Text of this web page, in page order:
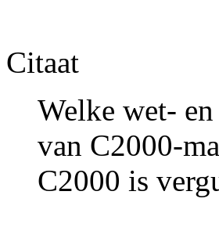
Citaat
Welke wet-
van C2000-
C2000 is